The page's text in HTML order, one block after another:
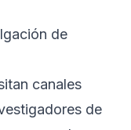
de
canales
de